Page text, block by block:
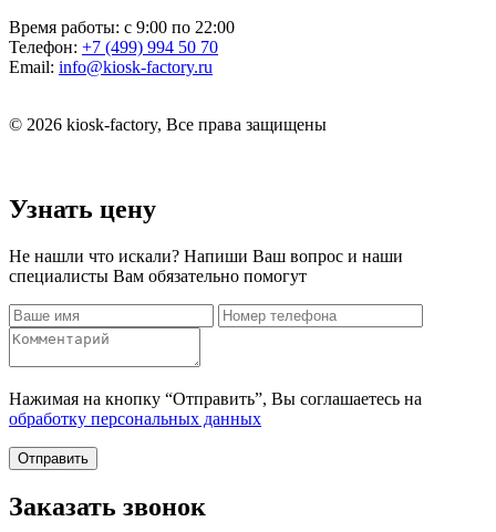
Время работы: с 9:00 по 22:00
Телефон: +7 (499) 994 50 70
Email: info@kiosk-factory.ru
© 2026 kiosk-factory, Все права защищены
Узнать цену
Не нашли что искали? Напиши Ваш вопрос и наши
специалисты Вам обязательно помогут
Нажимая на кнопку “Отправить”, Вы соглашаетесь на
обработку персональных данных
Отправить
Заказать звонок